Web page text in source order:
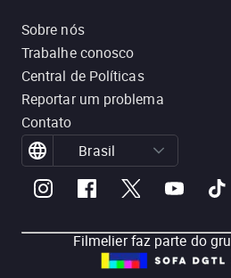
Sobre nós
Trabalhe conosco
Central de Políticas
Reportar um problema
Contato
Brasil
Filmelier faz parte do